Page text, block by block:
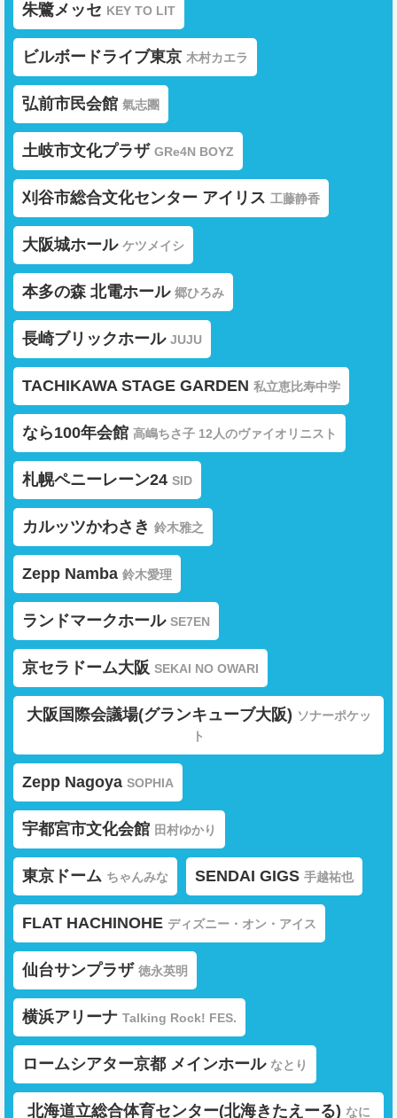
朱鷺メッセ KEY TO LIT
ビルボードライブ東京 木村カエラ
弘前市民会館 氣志團
土岐市文化プラザ GRe4N BOYZ
刈谷市総合文化センター アイリス 工藤静香
大阪城ホール ケツメイシ
本多の森 北電ホール 郷ひろみ
長崎ブリックホール JUJU
TACHIKAWA STAGE GARDEN 私立恵比寿中学
なら100年会館 高嶋ちさ子 12人のヴァイオリニスト
札幌ペニーレーン24 SID
カルッツかわさき 鈴木雅之
Zepp Namba 鈴木愛理
ランドマークホール SE7EN
京セラドーム大阪 SEKAI NO OWARI
大阪国際会議場(グランキューブ大阪) ソナーポケッ
ト
Zepp Nagoya SOPHIA
宇都宮市文化会館 田村ゆかり
東京ドーム ちゃんみな SENDAI GIGS 手越祐也
FLAT HACHINOHE ディズニー・オン・アイス
仙台サンプラザ 徳永英明
横浜アリーナ Talking Rock! FES.
ロームシアター京都 メインホール なとり
北海道立総合体育センター(北海きたえーる) なに